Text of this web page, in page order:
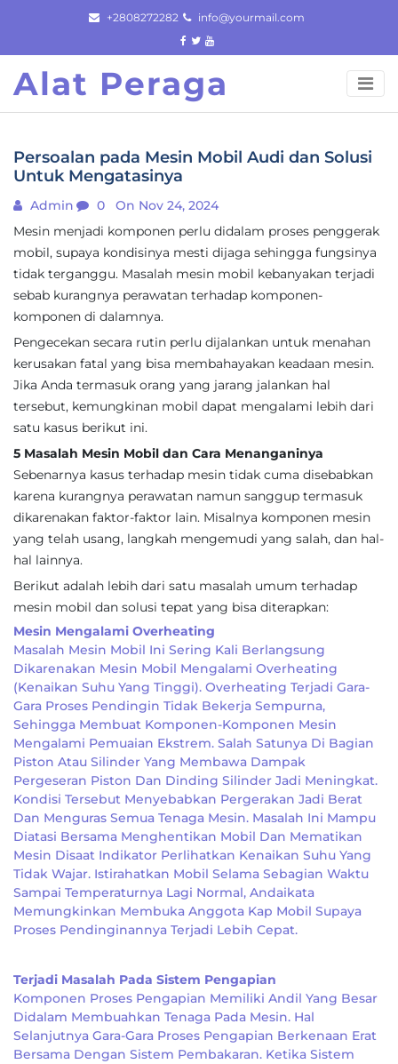
content
+2808272282 info@yourmail.com
Alat Peraga
Persoalan pada Mesin Mobil Audi dan Solusi
Untuk Mengatasinya
Admin 0
On Nov 24, 2024
Mesin menjadi komponen perlu didalam proses penggerak
mobil, supaya kondisinya mesti dijaga sehingga fungsinya
tidak terganggu. Masalah mesin mobil kebanyakan terjadi
sebab kurangnya perawatan terhadap komponen-
komponen di dalamnya.
Pengecekan secara rutin perlu dijalankan untuk menahan
kerusakan fatal yang bisa membahayakan keadaan mesin.
Jika Anda termasuk orang yang jarang jalankan hal
tersebut, kemungkinan mobil dapat mengalami lebih dari
satu kasus berikut ini.
5 Masalah Mesin Mobil dan Cara Menanganinya
Sebenarnya kasus terhadap mesin tidak cuma disebabkan
karena kurangnya perawatan namun sanggup termasuk
dikarenakan faktor-faktor lain. Misalnya komponen mesin
yang telah usang, langkah mengemudi yang salah, dan hal-
hal lainnya.
Berikut adalah lebih dari satu masalah umum terhadap
mesin mobil dan solusi tepat yang bisa diterapkan:
Mesin Mengalami Overheating
Masalah Mesin Mobil Ini Sering Kali Berlangsung
Dikarenakan Mesin Mobil Mengalami Overheating
(kenaikan Suhu Yang Tinggi). Overheating Terjadi Gara-
Gara Proses Pendingin Tidak Bekerja Sempurna,
Sehingga Membuat Komponen-Komponen Mesin
Mengalami Pemuaian Ekstrem. Salah Satunya Di Bagian
Piston Atau Silinder Yang Membawa Dampak
Pergeseran Piston Dan Dinding Silinder Jadi Meningkat.
Kondisi Tersebut Menyebabkan Pergerakan Jadi Berat
Dan Menguras Semua Tenaga Mesin. Masalah Ini Mampu
Diatasi Bersama Menghentikan Mobil Dan Mematikan
Mesin Disaat Indikator Perlihatkan Kenaikan Suhu Yang
Tidak Wajar. Istirahatkan Mobil Selama Sebagian Waktu
Sampai Temperaturnya Lagi Normal, Andaikata
Memungkinkan Membuka Anggota Kap Mobil Supaya
Proses Pendinginannya Terjadi Lebih Cepat.
Terjadi Masalah Pada Sistem Pengapian
Komponen Proses Pengapian Memiliki Andil Yang Besar
Didalam Membuahkan Tenaga Pada Mesin. Hal
Selanjutnya Gara-Gara Proses Pengapian Berkenaan Erat
Bersama Dengan Sistem Pembakaran. Ketika Sistem